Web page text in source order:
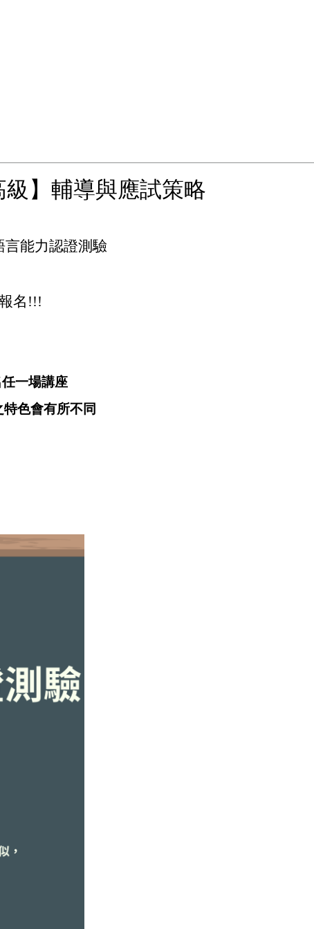
級】輔導與應試策略
言能力認證測驗
名!!!
一場講座
色會有所不同